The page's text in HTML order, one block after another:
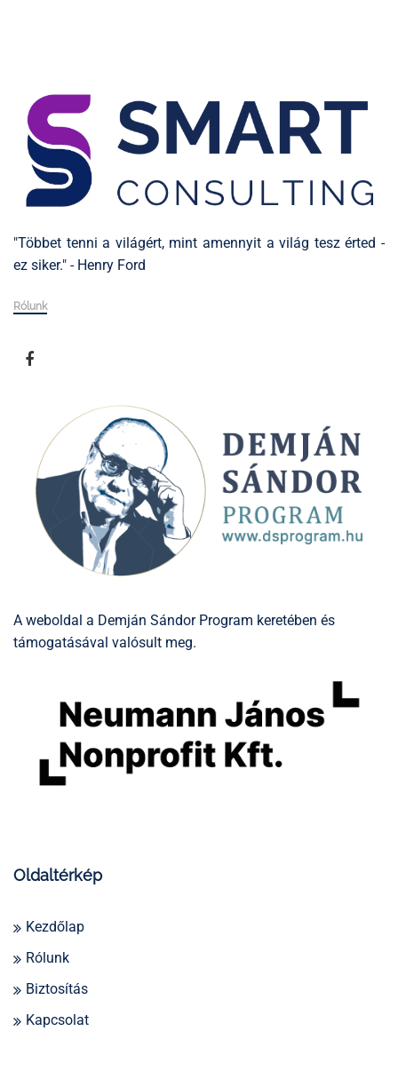
"Többet tenni a világért, mint amennyit a világ tesz érted -
ez siker." - Henry Ford
Rólunk
A weboldal a Demján Sándor Program keretében és
támogatásával valósult meg.
Oldaltérkép
Kezdőlap
Rólunk
Biztosítás
Kapcsolat